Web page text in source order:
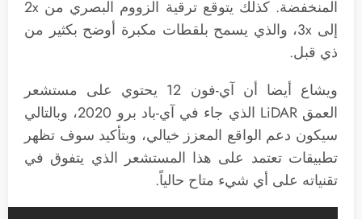
المنخفضة. كذلك يتوقع ترقية الزووم البصري من 2x
إلى 3x، والذي يسمح بلقطات مكبرة أوضح بكثير من
ذي قبل.
ويشاع أيضا أن آي-فون 12 يحتوي على مستشعر
العمق LiDAR الذي جاء في آي-باد برو 2020، وبالتالي
سيكون دعم الواقع المعزز خيالي، وبتأكيد سوف تظهر
تطبيقات تعتمد على هذا المستشعر الذي يتفوق في
تقنياته على أي شيء متاح حالياً.